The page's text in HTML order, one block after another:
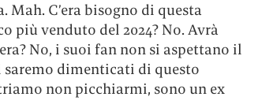
C’era bisogno di questa
più venduto del 2024? No. Avrà
No, i suoi fan non si aspettano il
saremo dimenticati di questo
non picchiarmi, sono un ex